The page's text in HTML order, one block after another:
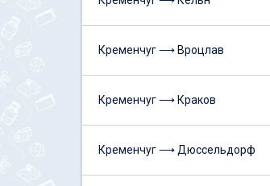
Кременчуг ⟶ Вроцлав
Кременчуг ⟶ Краков
Кременчуг ⟶ Дюссельдорф